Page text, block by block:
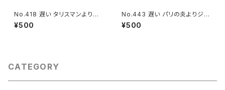
No.418 遅い タリスマンより女
性Va.
¥500
No.443 遅い パリの炎よりジャ
ンヌのVa.
¥500
CATEGORY